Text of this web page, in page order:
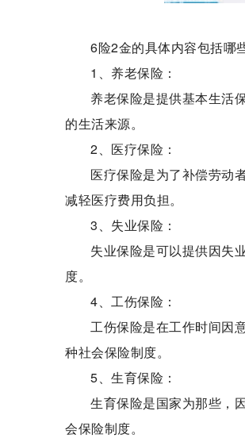
​6险2金的具体内容包括哪
1、养老保险：
养老保险是提供基本生活
的生活来源。
2、医疗保险：
医疗保险是为了补偿劳动
减轻医疗费用负担。
3、失业保险：
失业保险是可以提供因失
度。
4、工伤保险：
工伤保险是在工作时间因
种社会保险制度。
5、生育保险：
生育保险是国家为那些，
会保险制度。